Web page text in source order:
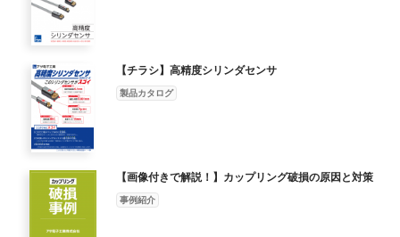
【チラシ】高精度シリンダセンサ
製品カタログ
【画像付きで解説！】カップリング破損の原因と対策
事例紹介